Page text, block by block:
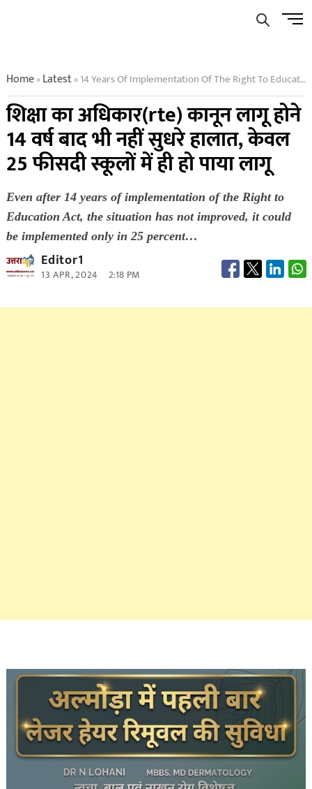
Menu
Home»Latest»14 Years Of Implementation Of The Right To Education Act
शिक्षा का अधिकार(rte) कानून लागू होने
14 वर्ष बाद भी नहीं सुधरे हालात, केवल
25 फीसदी स्कूलों में ही हो पाया लागू
Even after 14 years of implementation of the Right to
Education Act, the situation has not improved, it could
be implemented only in 25 percent…
Editor1
13 APR, 2024 2:18 PM